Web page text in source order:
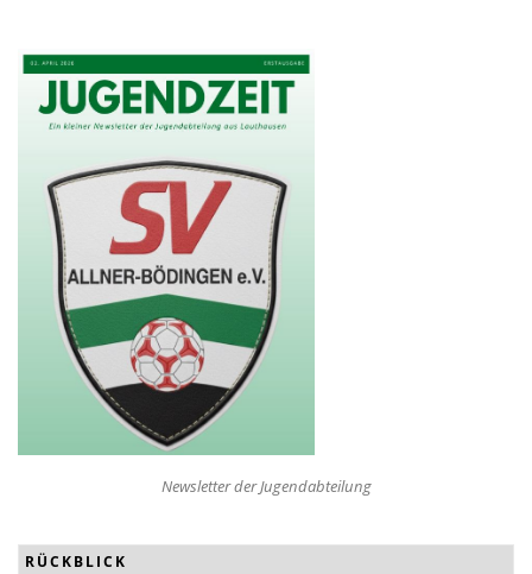
Newsletter der Jugendabteilung
RÜCKBLICK